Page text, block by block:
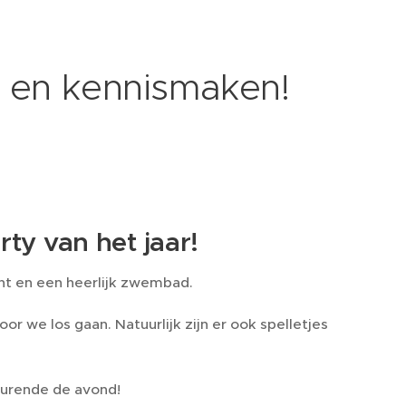
kennismaken!
van het jaar!
en een heerlijk zwembad.
we los gaan. Natuurlijk zijn er ook spelletjes
de avond!